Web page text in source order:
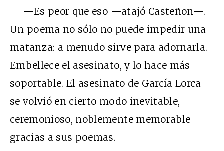
—Es peor que eso —atajó Casteñon—.
Un poema no sólo no puede impedir una
matanza: a menudo sirve para adornarla.
Embellece el asesinato, y lo hace más
soportable. El asesinato de García Lorca
se volvió en cierto modo inevitable,
ceremonioso, noblemente memorable
gracias a sus poemas.